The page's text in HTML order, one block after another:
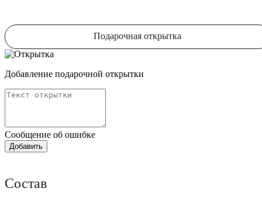
Подарочная открытка
Добавление подарочной открытки
Сообщение об ошибке
Состав